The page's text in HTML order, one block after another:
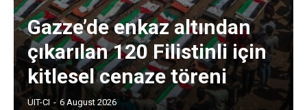
Gazze’de enkaz altından
çıkarılan 120 Filistinli için
kitlesel cenaze töreni
UIT-CI - 6 August 2026